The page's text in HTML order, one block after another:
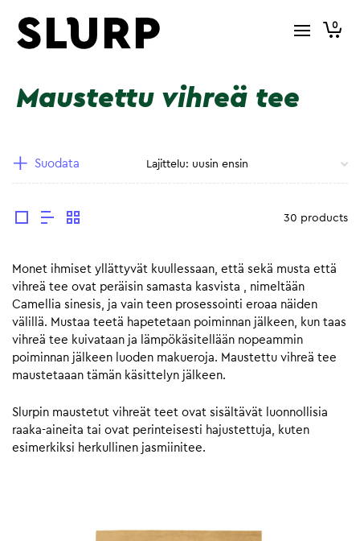
0
Maustettu vihreä tee
Suodata
30 products
Monet ihmiset yllättyvät kuullessaan, että sekä musta että
vihreä tee ovat peräisin samasta kasvista , nimeltään
Camellia sinesis, ja vain teen prosessointi eroaa näiden
välillä. Mustaa teetä hapetetaan poiminnan jälkeen, kun taas
vihreä tee kuivataan ja lämpökäsitellään nopeammin
poiminnan jälkeen luoden makueroja. Maustettu vihreä tee
maustetaaan tämän käsittelyn jälkeen.
Slurpin maustetut vihreät teet ovat sisältävät luonnollisia
raaka-aineita tai ovat perinteisesti hajustettuja, kuten
esimerkiksi herkullinen jasmiinitee.